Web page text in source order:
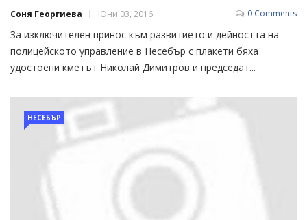
Соня Георгиева Юни 03, 2016 0 Comments
За изключителен принос към развитието и дейността на
полицейското управление в Несебър с плакети бяха
удостоени кметът Николай Димитров и председат...
НЕСЕБЪР